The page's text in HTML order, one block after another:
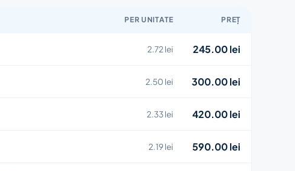
PER UNITATE PREȚ
2.72 lei 245.00 lei
2.50 lei 300.00 lei
2.33 lei 420.00 lei
2.19 lei 590.00 lei